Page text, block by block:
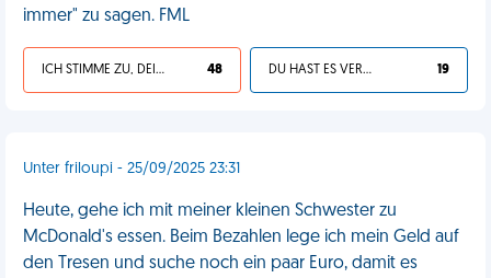
immer" zu sagen. FML
ICH STIMME ZU, DEIN LEBEN IST SCHEISSE 48 DU HAST ES VERDIENT 19
Unter friloupi - 25/09/2025 23:31
Heute, gehe ich mit meiner kleinen Schwester zu
McDonald's essen. Beim Bezahlen lege ich mein Geld auf
den Tresen und suche noch ein paar Euro, damit es